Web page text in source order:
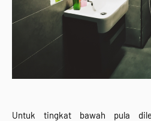
Untuk tingkat bawah pula